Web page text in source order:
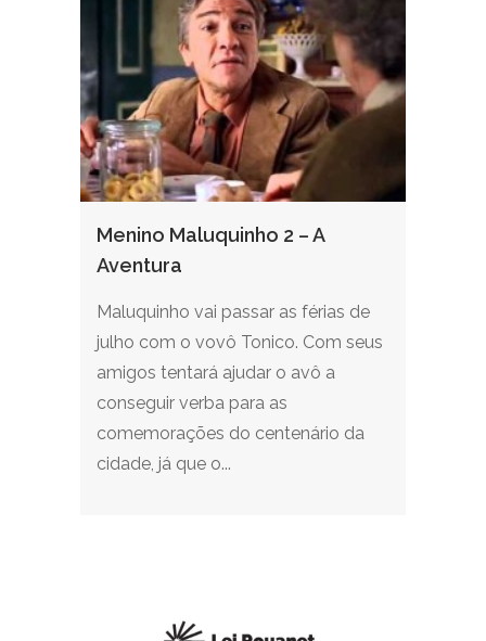
Menino Maluquinho 2 – A
Aventura
Maluquinho vai passar as férias de
julho com o vovô Tonico. Com seus
amigos tentará ajudar o avô a
conseguir verba para as
comemorações do centenário da
cidade, já que o...